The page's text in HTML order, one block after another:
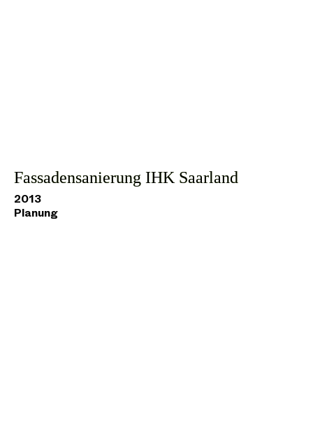
Fassadensanierung IHK Saarland
2013
Planung